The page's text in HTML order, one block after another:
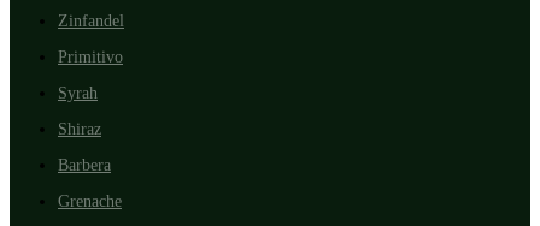
Zinfandel
Primitivo
Syrah
Shiraz
Barbera
Grenache